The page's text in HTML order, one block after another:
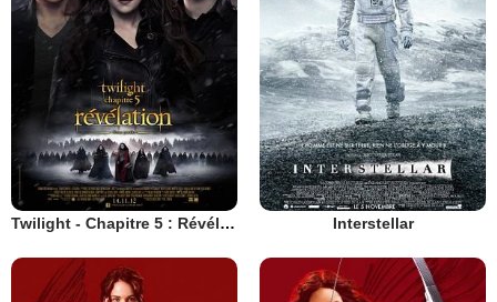
Twilight - Chapitre 5 : Révélation 2e partie Interstellar